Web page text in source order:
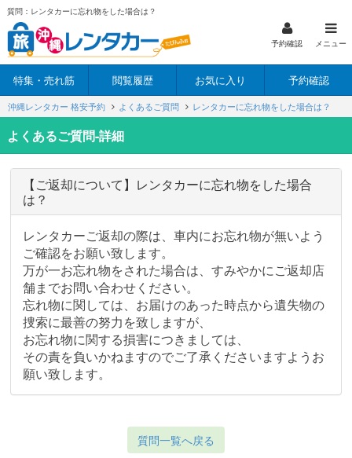
質問：レンタカーに忘れ物をした場合は？
予約確認 メニュー
特集・売れ筋 閲覧履歴 お気に入り 予約確認
沖縄レンタカー 格安予約 よくあるご質問 レンタカーに忘れ物をした場合は？
よくあるご質問-詳細
【ご返却について】レンタカーに忘れ物をした場合
は？
レンタカーご返却の際は、車内にお忘れ物が無いよう
ご確認をお願い致します。
万が一お忘れ物をされた場合は、すみやかにご返却店
舗までお問い合わせください。
忘れ物に関しては、お届けのあった時点から遺失物の
捜索に最善の努力を致しますが、
お忘れ物に関する損害につきましては、
その責を負いかねますのでご了承くださいますようお
願い致します。
質問一覧へ戻る